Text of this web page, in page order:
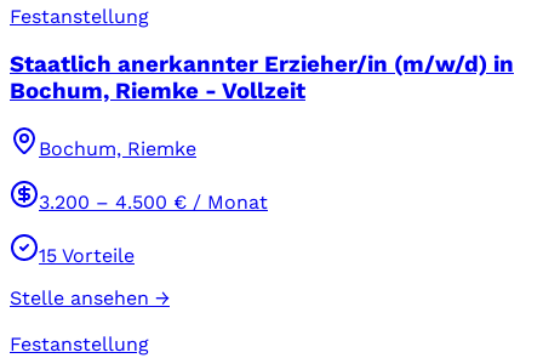
Festanstellung
Staatlich anerkannter Erzieher/in (m/w/d) in
Bochum, Riemke - Vollzeit
Bochum, Riemke
3.200 – 4.500 € / Monat
15 Vorteile
Stelle ansehen →
Festanstellung